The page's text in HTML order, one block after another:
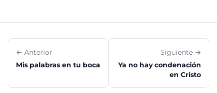
← Anterior
Mis palabras en tu boca
Siguiente →
Ya no hay condenación
en Cristo